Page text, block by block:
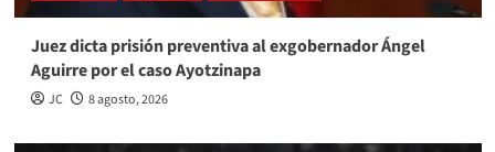
Juez dicta prisión preventiva al exgobernador Ángel
Aguirre por el caso Ayotzinapa
JC 8 agosto, 2026